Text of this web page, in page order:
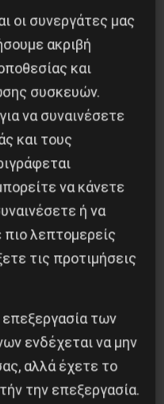
– 2022
– Κάτω η
οι συνεργάτες μας
ακριβή
και
συσκευών.
να συναινέσετε
και τους
να κάνετε
ή να
λεπτομερείς
τις προτιμήσεις
των
ενδέχεται να μην
αλλά έχετε το
την επεξεργασία.